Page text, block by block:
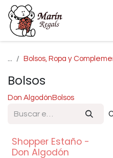
Ir al contenido
... Bolsos, Ropa y
Bolsos
Don Algodón Bolsos
Shopper Estaño -
Don Algodón